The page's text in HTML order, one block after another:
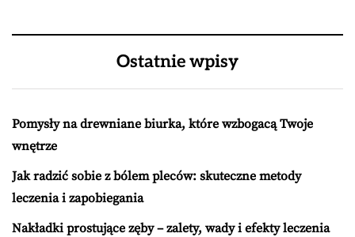
Ostatnie wpisy
Pomysły na drewniane biurka, które wzbogacą Twoje
wnętrze
Jak radzić sobie z bólem pleców: skuteczne metody
leczenia i zapobiegania
Nakładki prostujące zęby – zalety, wady i efekty leczenia